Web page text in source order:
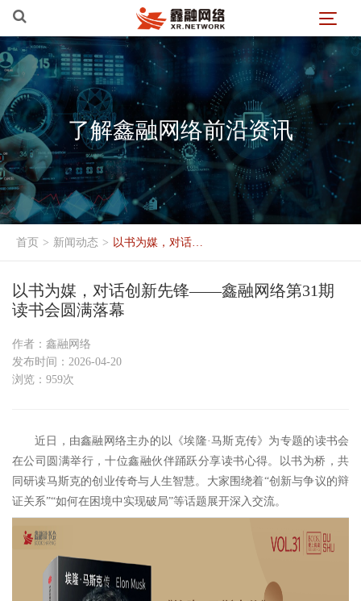
了解鑫融网络前沿资讯
首页 > 新闻动态 > 以书为媒，对话创新先锋——鑫融网络第31期读书会圆满落幕
以书为媒，对话创新先锋——鑫融网络第31期
读书会圆满落幕
作者：鑫融网络
发布时间：2026-04-20
浏览：959次
近日，由鑫融网络主办的 以 《埃隆·马斯克传》 为专题的读书会
在公司 圆满举行，十位鑫融伙伴踊跃分享读书心得。
以书为桥，共
同研读马斯克的创业传奇与 人生智慧。大家围绕着“创新与争议的辩
证关系”“如何在困境中实现破局”等话题展开深入交流。